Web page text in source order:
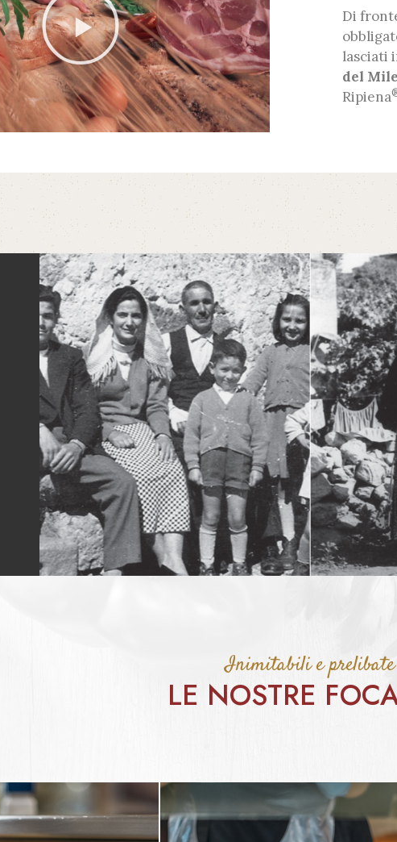
Di
lasciati
del
Ripiena
Inimitabili e prelibate
LE NOSTRE